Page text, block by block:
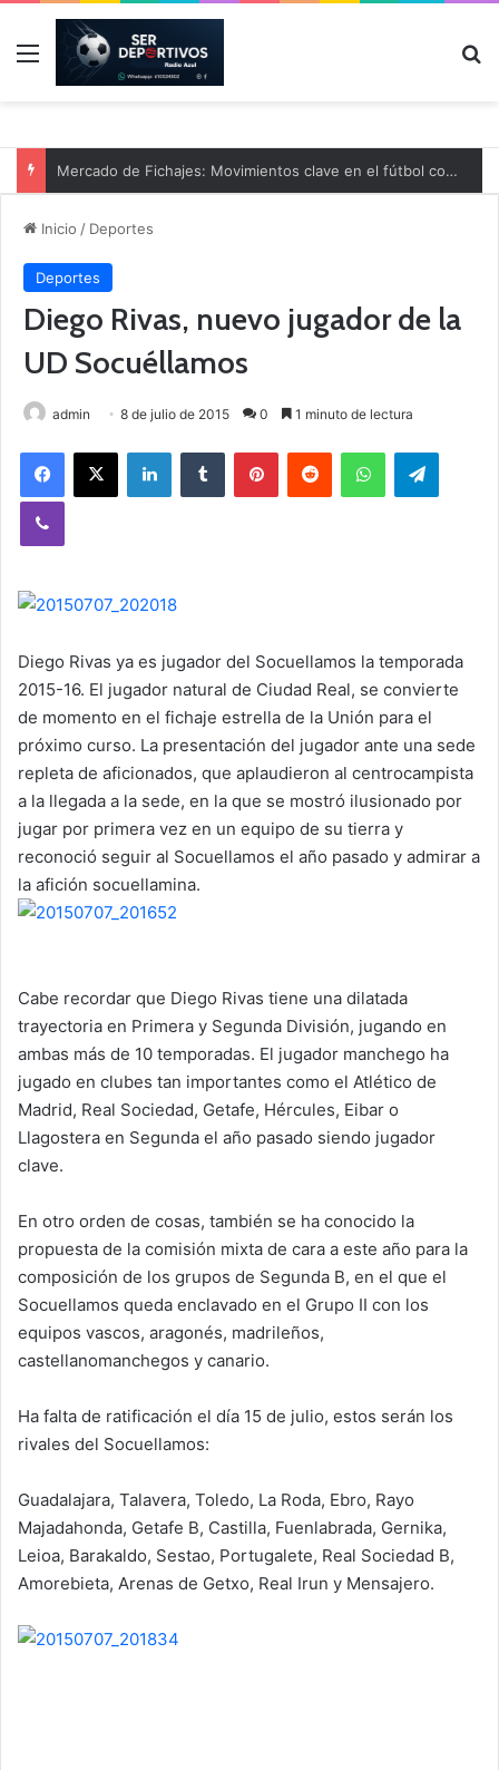
Menú
Mercado de Fichajes: Movimientos clave en el fútbol comarcal
Inicio / Deportes
Deportes
Diego Rivas, nuevo jugador de la
UD Socuéllamos
admin 8 de julio de 2015 0 1 minuto de lectura
Diego Rivas ya es jugador del Socuellamos la temporada
2015-16. El jugador natural de Ciudad Real, se convierte
de momento en el fichaje estrella de la Unión para el
próximo curso. La presentación del jugador ante una sede
repleta de aficionados, que aplaudieron al centrocampista
a la llegada a la sede, en la que se mostró ilusionado por
jugar por primera vez en un equipo de su tierra y
reconoció seguir al Socuellamos el año pasado y admirar a
la afición socuellamina.
Cabe recordar que Diego Rivas tiene una dilatada
trayectoria en Primera y Segunda División, jugando en
ambas más de 10 temporadas. El jugador manchego ha
jugado en clubes tan importantes como el Atlético de
Madrid, Real Sociedad, Getafe, Hércules, Eibar o
Llagostera en Segunda el año pasado siendo jugador
clave.
En otro orden de cosas, también se ha conocido la
propuesta de la comisión mixta de cara a este año para la
composición de los grupos de Segunda B, en el que el
Socuellamos queda enclavado en el Grupo II con los
equipos vascos, aragonés, madrileños,
castellanomanchegos y canario.
Ha falta de ratificación el día 15 de julio, estos serán los
rivales del Socuellamos:
Guadalajara, Talavera, Toledo, La Roda, Ebro, Rayo
Majadahonda, Getafe B, Castilla, Fuenlabrada, Gernika,
Leioa, Barakaldo, Sestao, Portugalete, Real Sociedad B,
Amorebieta, Arenas de Getxo, Real Irun y Mensajero.